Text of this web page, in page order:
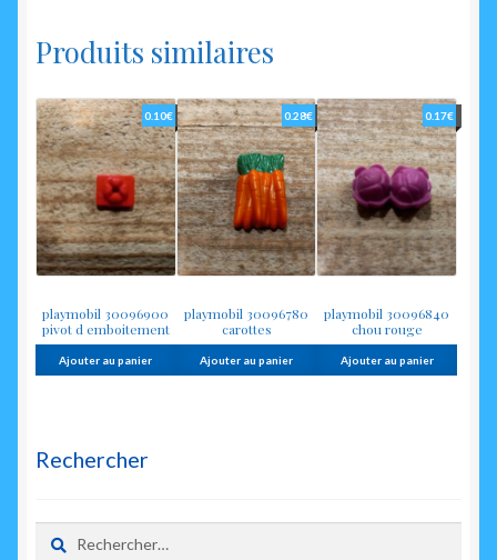
Produits similaires
playmobil 30096900
pivot d emboitement
0.10€
Ajouter au panier
playmobil 30096780
carottes
0.28€
Ajouter au panier
playmobil 30096840
chou rouge
0.17€
Ajouter au panier
Rechercher
Rechercher :